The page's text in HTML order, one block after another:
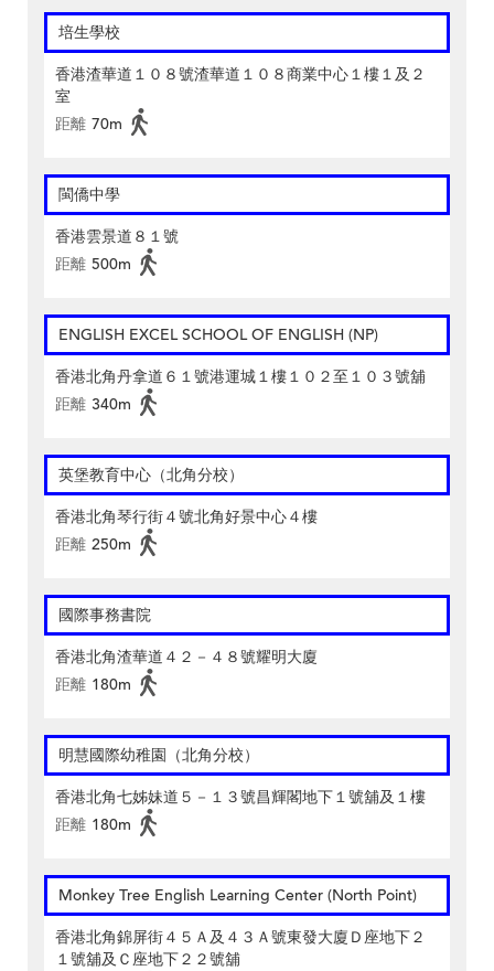
培生學校
香港渣華道１０８號渣華道１０８商業中心１樓１及２
室
距離 70m
閩僑中學
香港雲景道８１號
距離 500m
ENGLISH EXCEL SCHOOL OF ENGLISH (NP)
香港北角丹拿道６１號港運城１樓１０２至１０３號舖
距離 340m
英堡教育中心（北角分校）
香港北角琴行街４號北角好景中心４樓
距離 250m
國際事務書院
香港北角渣華道４２－４８號耀明大廈
距離 180m
明慧國際幼稚園（北角分校）
香港北角七姊妹道５－１３號昌輝閣地下１號舖及１樓
距離 180m
Monkey Tree English Learning Center (North Point)
香港北角錦屏街４５Ａ及４３Ａ號東發大廈Ｄ座地下２
１號舖及Ｃ座地下２２號舖